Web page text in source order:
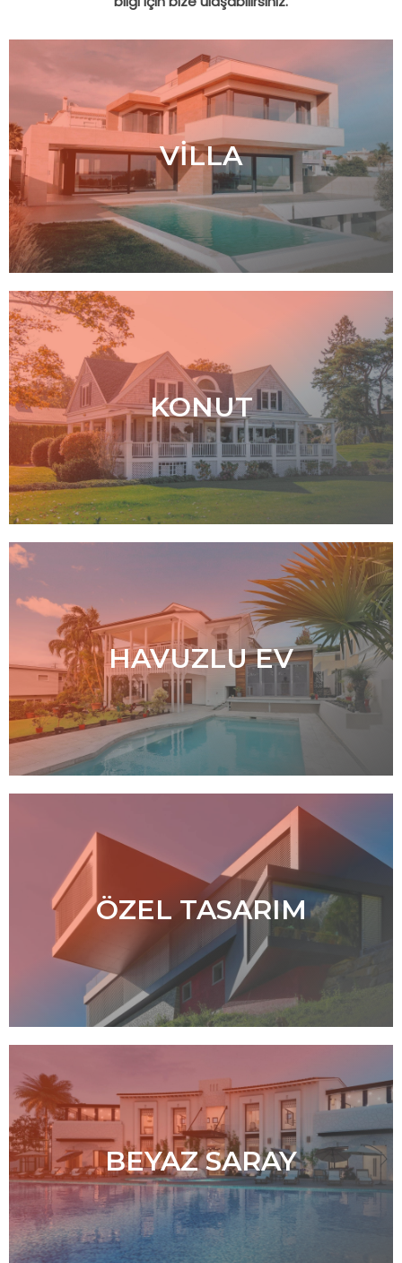
VILLA
KONUT
HAVUZLU EV
ÖZEL TASARIM
BEYAZ SARAY